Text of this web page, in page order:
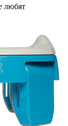
любят